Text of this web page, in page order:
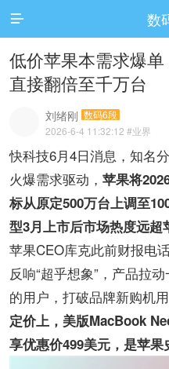
访问电脑版
 数
低价苹果本需求爆
直接翻倍至千万台
刘绪刚 数码6段
2026-6-4 11:32:12 #业界
快科技6月4日消息，知名
火爆需求驱动， 苹果将
标从原定500万台上调至
型3月上市后市场热度远超
苹果CEO库克此前财报电
反响“超乎想象”，产品拉
的用户，打破品牌新购机用
定价上，美版MacBook
享优惠价499美元，是苹果